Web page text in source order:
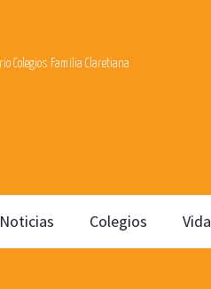
Noticias Colegios Vida